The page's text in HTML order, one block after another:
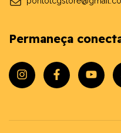
Permaneça